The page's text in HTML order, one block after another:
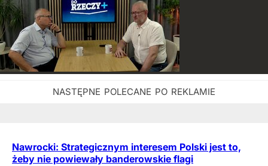
Nawrocki: Strategicznym interesem Polski jest to,
żeby nie powiewały banderowskie flagi